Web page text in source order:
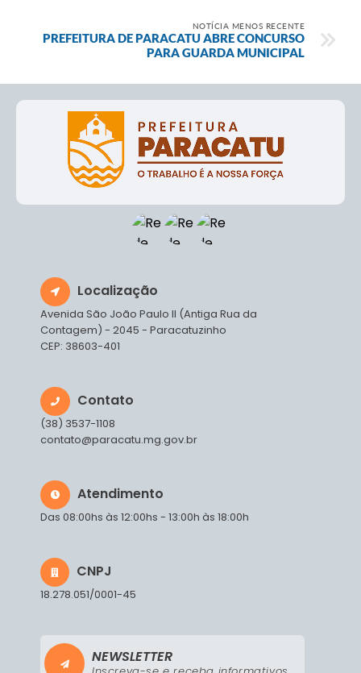
NOTÍCIA MENOS RECENTE
PREFEITURA DE PARACATU ABRE CONCURSO
PARA GUARDA MUNICIPAL
Localização
Avenida São João Paulo II (Antiga Rua da
Contagem) - 2045 - Paracatuzinho
CEP: 38603-401
Contato
(38) 3537-1108
contato@paracatu.mg.gov.br
Atendimento
Das 08:00hs às 12:00hs - 13:00h às 18:00h
CNPJ
18.278.051/0001-45
NEWSLETTER